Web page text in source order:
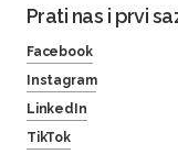
Prati nas i prvi
Facebook
Instagram
LinkedIn
TikTok